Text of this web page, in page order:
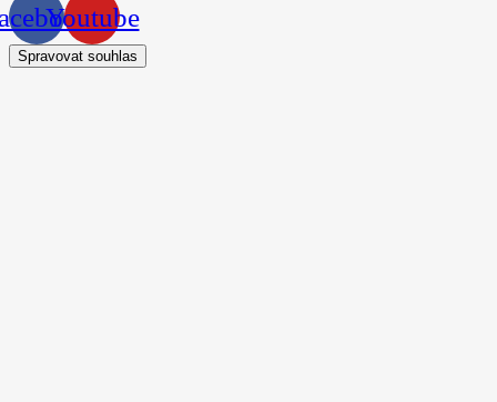
Youtube
Spravovat souhlas